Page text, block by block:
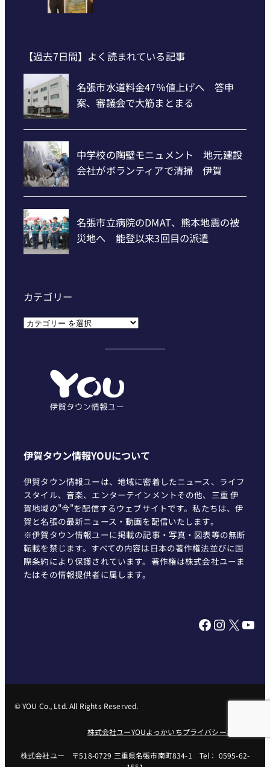
【過去7日間】よく読まれている記事
カテゴリー
カ
伊賀タウン情報YOUについて
伊賀タウン情報ユーは、地域に密着したニュース、ライフ
スタイル、音楽、エンターテインメントその他、三重 伊
賀地域の"今"を配信するウェブサイトです。私たちは、伊
賀と名張の最新ニュース・動画を配信いたします。
※伊賀タウン情報ユーに掲載の記事・写真・図表等の無断
転載を禁じます。すべての内容は日本の著作権法並びに国
際条約により保護されています。著作権は株式会社ユーま
たはその情報提供者に属します。
Facebook InstagramX YouTube
© YOU Co., Ltd. All Rights Reserved.
株式会社ユーYOUよっかいちプライバシーポリシー
株式会社ユー 〒518-0729 三重県名張市南町834-1 Tel： 0595-62-